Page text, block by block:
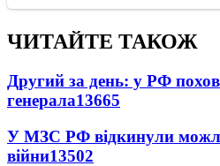
ЧИТАЙТЕ ТАКОЖ
Другий за день: у РФ
генерала13665
У МЗС РФ відкинули
війни13502